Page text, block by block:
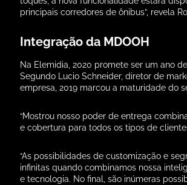
principais corredores de ônibus”, revela
Integração da MDOOH
Na Elemidia, 2020 promete ser um ano
Segundo Lucio Schneider, diretor de
empresa, 2019 marcou a maturidade do
“Mostrou nosso poder de entrega
e cobertura para todos os tipos de
“As possibilidades de customização e
infinitas quando combinamos nossa
e tecnologia. No final, são inúmeras